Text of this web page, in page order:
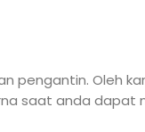
pengantin. Oleh
saat anda dapat